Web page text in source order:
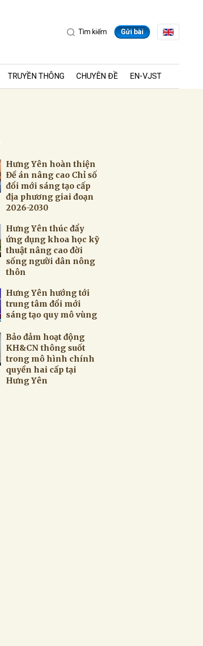
Tìm kiếm Gửi bài
TRUYỀN THÔNG CHUYÊN ĐỀ EN-VJST
Hưng Yên hoàn thiện
Đề án nâng cao Chỉ số
đổi mới sáng tạo cấp
địa phương giai đoạn
2026-2030
Hưng Yên thúc đẩy
ứng dụng khoa học kỹ
thuật nâng cao đời
sống người dân nông
thôn
Hưng Yên hướng tới
trung tâm đổi mới
sáng tạo quy mô vùng
Bảo đảm hoạt động
KH&CN thông suốt
trong mô hình chính
quyền hai cấp tại
Hưng Yên